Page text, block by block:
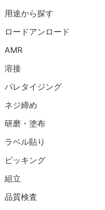
用途から探す
ロードアンロード
AMR
溶接
パレタイジング
ネジ締め
研磨・塗布
ラベル貼り
ピッキング
組立
品質検査